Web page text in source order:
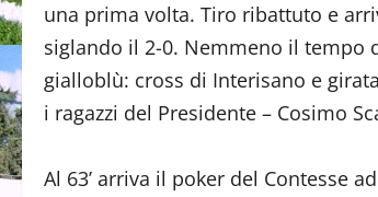
una prima volta. Tiro ribattuto e
siglando il 2-0. Nemmeno il tempo
gialloblù: cross di Interisano e
i ragazzi del Presidente – Cosimo
Al 63’ arriva il poker del Contesse